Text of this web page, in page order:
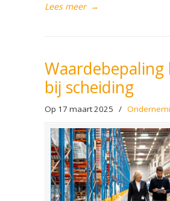
Lees meer →
bij scheiding
Op 17 maart 2025 /